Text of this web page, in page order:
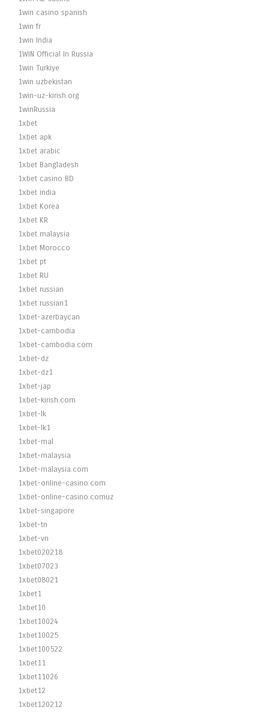
1win casino spanish
1win fr
1win India
1WIN Official In Russia
1win Turkiye
1win uzbekistan
1win-uz-kirish.org
1winRussia
1xbet
1xbet apk
1xbet arabic
1xbet Bangladesh
1xbet casino BD
1xbet india
1xbet Korea
1xbet KR
1xbet malaysia
1xbet Morocco
1xbet pt
1xbet RU
1xbet russian
1xbet russian1
1xbet-azerbaycan
1xbet-cambodia
1xbet-cambodia.com
1xbet-dz
1xbet-dz1
1xbet-jap
1xbet-kirish.com
1xbet-lk
1xbet-lk1
1xbet-mal
1xbet-malaysia
1xbet-malaysia.com
1xbet-online-casino.com
1xbet-online-casino.comuz
1xbet-singapore
1xbet-tn
1xbet-vn
1xbet020218
1xbet07023
1xbet08021
1xbet1
1xbet10
1xbet10024
1xbet10025
1xbet100522
1xbet11
1xbet11026
1xbet12
1xbet120212